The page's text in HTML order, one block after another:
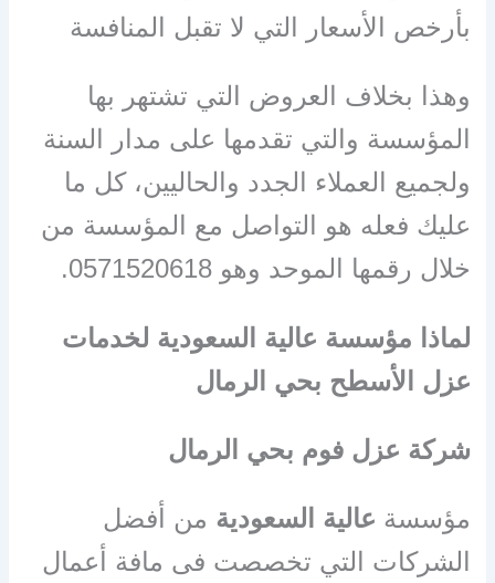
بأرخص الأسعار التي لا تقبل المنافسة
وهذا بخلاف العروض التي تشتهر بها
المؤسسة والتي تقدمها على مدار السنة
ولجميع العملاء الجدد والحاليين، كل ما
عليك فعله هو التواصل مع المؤسسة من
خلال رقمها الموحد وهو0571520618.
لماذا مؤسسة عالية السعودية لخدمات
عزل الأسطح بحي الرمال
شركة عزل فوم بحي الرمال
مؤسسة عالية السعودية من أفضل
الشركات التي تخصصت فى مافة أعمال